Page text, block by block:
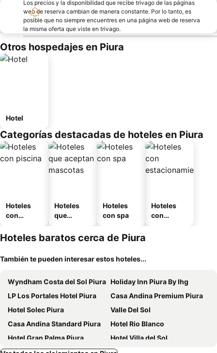
Los precios y la disponibilidad que recibe trivago de las páginas
web de reserva cambian de manera constante. Por lo tanto, es
posible que no siempre encuentres en una página web de reserva
la misma oferta que viste en trivago.
Otros hospedajes en Piura
Hotel
Categorías destacadas de hoteles en Piura
Hoteles
con
Hoteles
que
mascotas
Hoteles
con spa
Hoteles
con
Hoteles baratos cerca de Piura
También te pueden interesar estos hoteles...
Wyndham Costa del Sol Piura Holiday Inn Piura By Ihg
LP Los Portales Hotel Piura
Casa Andina Premium Piura
Hotel Solec Piura
Valle Del Sol
Casa Andina Standard Piura
Hotel Rio Blanco
Hotel Gran Palma Piura
Hotel Villa del Sol